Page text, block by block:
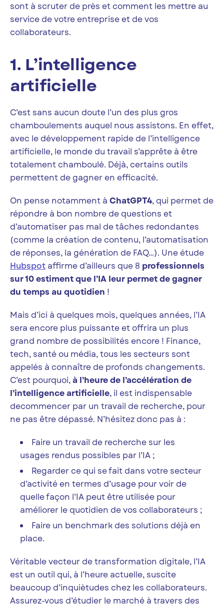
sont à scruter de près et comment les mettre au
service de votre entreprise et de vos
collaborateurs.
1. L’intelligence
artificielle
C’est sans aucun doute l’un des plus gros
chamboulements auquel nous assistons. En effet,
avec le développement rapide de l’intelligence
artificielle, le monde du travail s’apprête à être
totalement chamboulé. Déjà, certains outils
permettent de gagner en efficacité.
On pense notamment à ChatGPT4, qui permet de
répondre à bon nombre de questions et
d’automatiser pas mal de tâches redondantes
(comme la création de contenu, l’automatisation
de réponses, la génération de FAQ…). Une étude
Hubspot affirme d’ailleurs que 8 professionnels
sur 10 estiment que l’IA leur permet de gagner
du temps au quotidien !
Mais d’ici à quelques mois, quelques années, l’IA
sera encore plus puissante et offrira un plus
grand nombre de possibilités encore ! Finance,
tech, santé ou média, tous les secteurs sont
appelés à connaître de profonds changements.
C’est pourquoi,à l’heure de l’accélération de
l’intelligence artificielle, il est indispensable
decommencer par un travail de recherche, pour
ne pas être dépassé. N’hésitez donc pas à :
Faire un travail de recherche sur les
usages rendus possibles par l’IA ;
Regarder ce qui se fait dans votre secteur
d’activité en termes d’usage pour voir de
quelle façon l’IA peut être utilisée pour
améliorer le quotidien de vos collaborateurs ;
Faire un benchmark des solutions déjà en
place.
Véritable vecteur de transformation digitale, l’IA
est un outil qui, à l’heure actuelle, suscite
beaucoup d’inquiètudes chez les collaborateurs.
Assurez-vous d’étudier le marché à travers des